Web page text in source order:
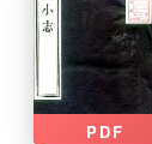
PDF